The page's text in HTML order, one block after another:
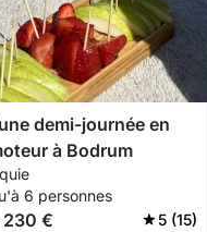
demi-journée en
à Bodrum
6 personnes
230 € 5 (15)